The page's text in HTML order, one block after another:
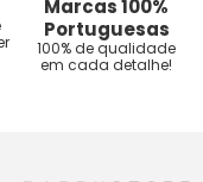
Marcas 100%
Portuguesas
100% de qualidade
em cada detalhe!